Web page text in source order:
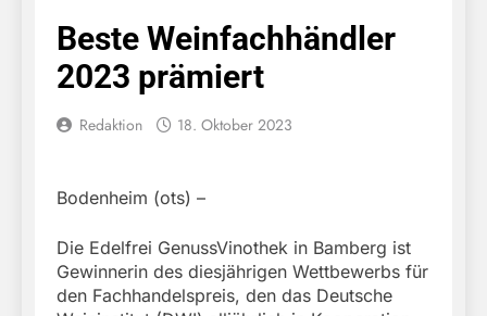
Beste Weinfachhändler
2023 prämiert
Redaktion 18. Oktober 2023
Bodenheim (ots) –
Die Edelfrei GenussVinothek in Bamberg ist
Gewinnerin des diesjährigen Wettbewerbs für
den Fachhandelspreis, den das Deutsche